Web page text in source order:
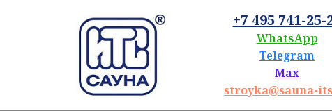
+7 495 741-25-
WhatsApp
Telegram
Max
stroyka@sauna-